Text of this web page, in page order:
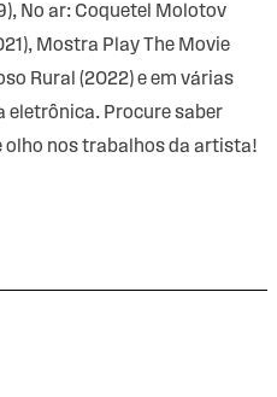
No ar: Coquetel Molotov
Mostra Play The Movie
Rural (2022) e em várias
eletrônica. Procure saber
olho nos trabalhos da artista!